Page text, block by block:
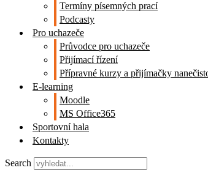
Termíny písemných prací
Podcasty
Pro uchazeče
Průvodce pro uchazeče
Přijímací řízení
Přípravné kurzy a přijímačky
E-learning
Moodle
MS Office365
Sportovní hala
Kontakty
Search